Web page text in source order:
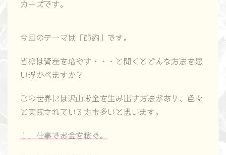
カーズです。
今回のテーマは 「節約」 です。
皆様は資産を増やす・・・と聞くとどんな方法を思
い浮かべますか？
この世界には沢山お金を生み出す方法があり、色々
と実践されている方も多いと思います。
１．仕事でお金を稼ぐ。